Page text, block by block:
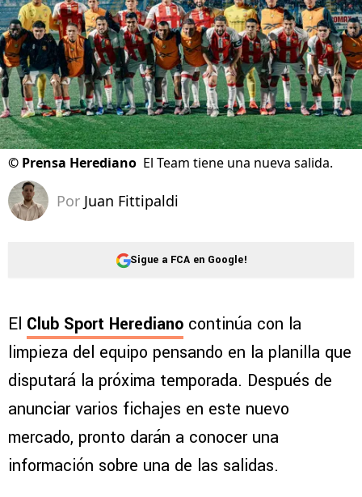
© Prensa Herediano El Team tiene una nueva salida.
Por Juan Fittipaldi
Sigue a FCA en Google!
El Club Sport Herediano continúa con la
limpieza del equipo pensando en la planilla que
disputará la próxima temporada. Después de
anunciar varios fichajes en este nuevo
mercado, pronto darán a conocer una
información sobre una de las salidas.